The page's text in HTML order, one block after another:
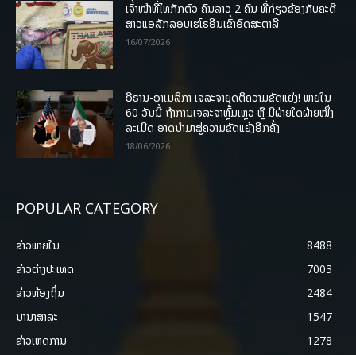
ເຈົ້າໜ້າທີ່ໄທກັກຕົວ ຄົນລາວ 2 ຄົນ ທີ່ກ່ຽວຂ້ອງກັບຄະດີ
ສາວແອລັກລອບເຮໂຣອີນເຂົ້າອົດສະຕາລີ
16/07/2026
ອີຣານ-ອາເມລິກາ ເຈລະຈາຍຸດຕິຄວາມຂັດແຍ່ງ! ພາຍໃນ
60 ວັນນີ້ ຖ້າການເຈລະຈາຫຼົ້ມເຫຼວ ຫຼື ມີຝ່າຍໃດຝ່າຍໜຶ່ງ
ລະເມີດ ອາດນໍາມາສູ່ຄວາມຂັດແຍ້ງອີກຄັ້ງ
18/06/2026
POPULAR CATEGORY
ຂ່າວພາຍ​ໃນ
8488
ຂ່າວຕ່າງປະເທດ
7003
ຂ່າວທ້ອງຖິ່ນ
2484
ນານາສາລະ
1547
ຂ່າວເຫດການ
1278